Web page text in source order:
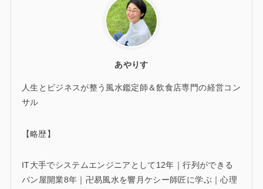
あやりす
人生とビジネスが整う風水鑑定師＆飲食店専門の経営コン
サル
【略歴】
IT大手でシステムエンジニアとして12年｜行列ができる
パン屋開業8年｜卍易風水を響月ケシー師匠に学ぶ｜心理